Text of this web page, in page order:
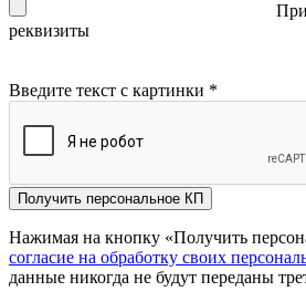
реквизиты
Введите текст с картинки *
Получить персональное КП
Нажимая на кнопку «Получить
согласие на обработку своих
данные никогда не будут переданы